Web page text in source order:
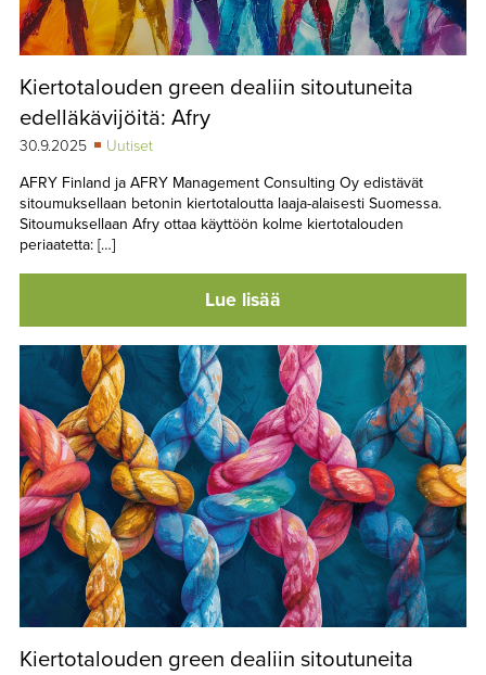
Kiertotalouden green dealiin sitoutuneita
edelläkävijöitä: Afry
30.9.2025
Uutiset
AFRY Finland ja AFRY Management Consulting Oy edistävät
sitoumuksellaan betonin kiertotaloutta laaja-alaisesti Suomessa.
Sitoumuksellaan Afry ottaa käyttöön kolme kiertotalouden
periaatetta: […]
Lue lisää
Kiertotalouden green dealiin sitoutuneita